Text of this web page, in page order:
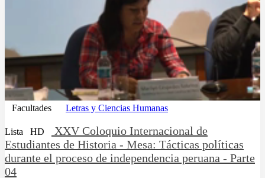
Facultades Letras y Ciencias Humanas
Lista HD
XXV Coloquio Internacional de
Estudiantes de Historia - Mesa: Tácticas políticas
durante el proceso de independencia peruana - Parte
04